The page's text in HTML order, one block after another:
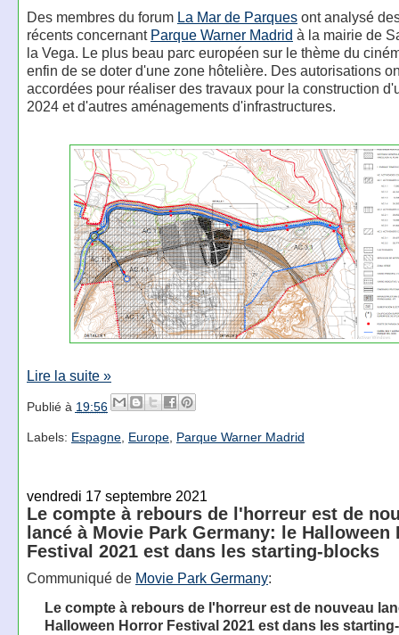
Des membres du forum La Mar de Parquesont analysé
récents concernant Parque Warner Madrid à la mairie de
la Vega. Le plus beau parc européen sur le thème du
enfin de se doter d'une zone hôtelière. Des autorisations
accordées pour réaliser des travaux pour la construction
2024 et d'autres aménagements d'infrastructures.
Lire la suite »
Publié à 19:56
Labels: Espagne, Europe, Parque Warner Madrid
vendredi 17 septembre 2021
Le compte à rebours de l'horreur est de
lancé à Movie Park Germany: le Halloween
Festival 2021 est dans les starting-blocks
Communiqué de Movie Park Germany:
Le compte à rebours de l'horreur est de nouveau
Halloween Horror Festival 2021 est dans les